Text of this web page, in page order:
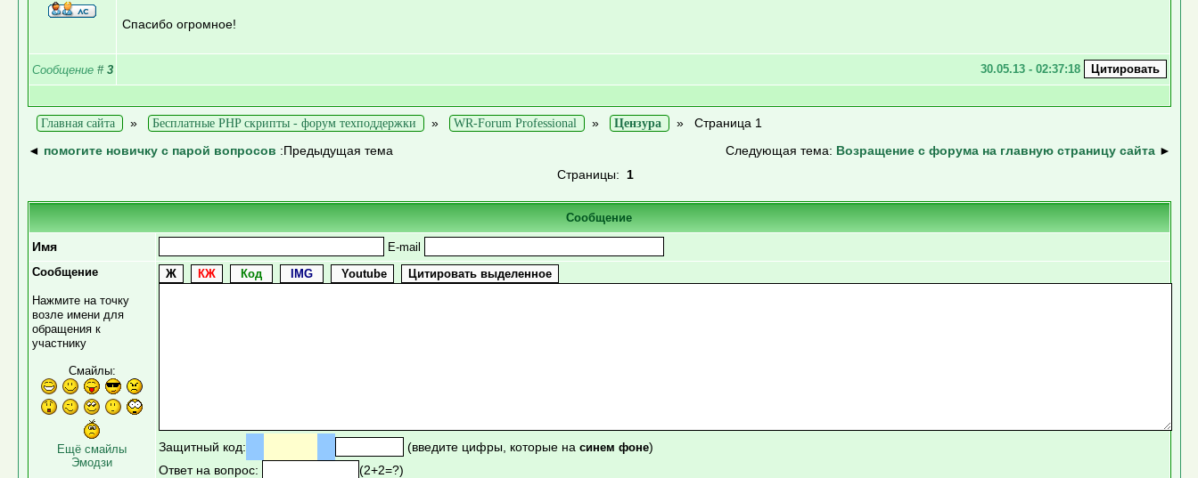
Спасибо огромное!
Сообщение # 3 30.05.13 - 02:37:18
Главная сайта » Бесплатные PHP скрипты - форум техподдержки » WR-Forum Professional » Цензура » Страница 1
◄ помогите новичку с парой вопросов :Предыдущая тема Следующая тема: Возращение с форума на главную страницу сайта►
Страницы: 1
Сообщение
Имя
E-mail
Сообщение
Нажмите на точку
возле имени для
обращения к
участнику
Смайлы:
Ещё смайлы
Эмодзи
Защитный код: (введите цифры, которые на синем фоне)
Ответ на вопрос:
(2+2=?)